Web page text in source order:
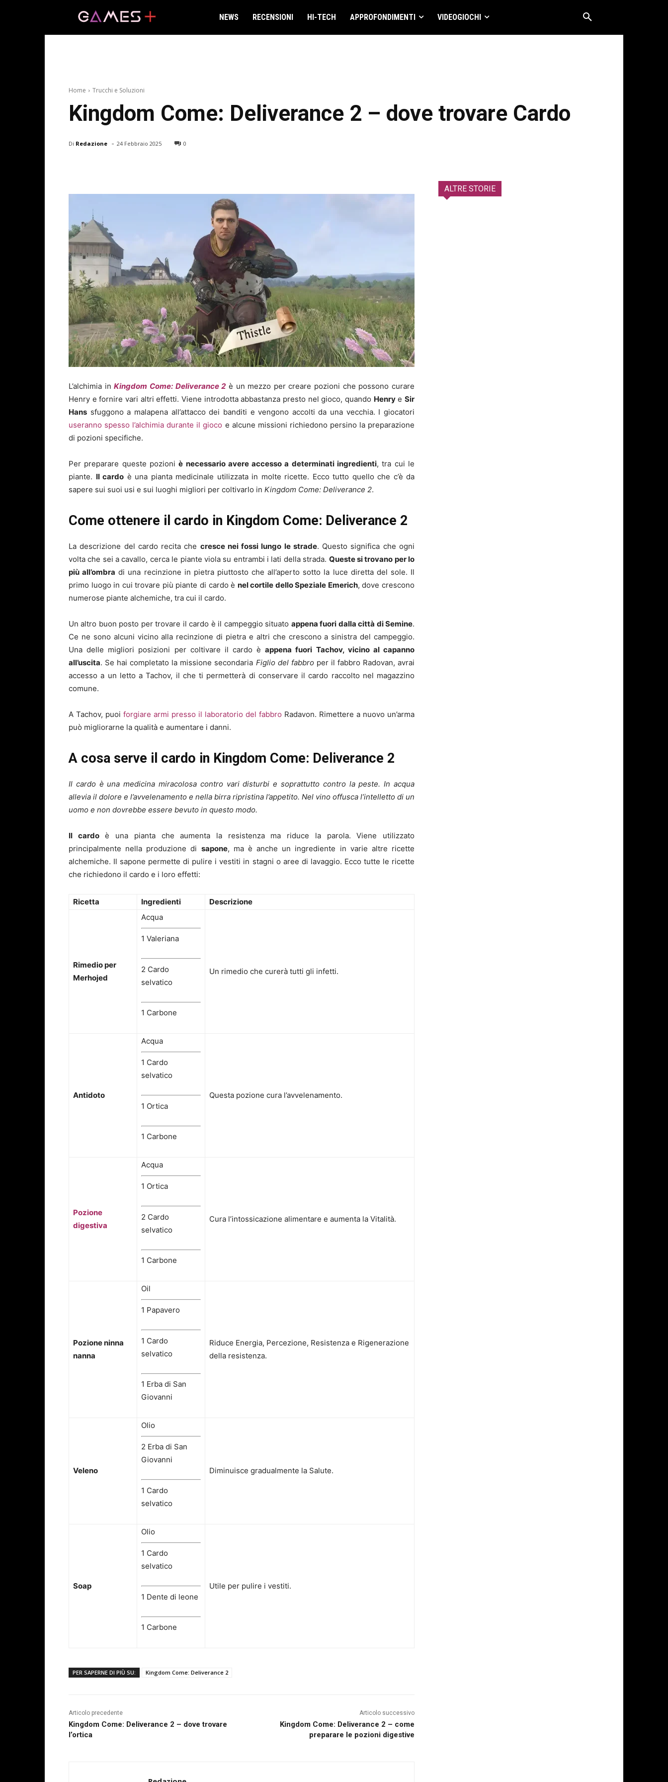
NEWS RECENSIONI HI-TECH APPROFONDIMENTI VIDEOGIOCHI
Home Trucchi e Soluzioni
Kingdom Come: Deliverance 2 – dove trovare Cardo
Di Redazione - 24 Febbraio 2025 0
L’alchimia inKingdom Come: Deliverance 2 è un mezzo per creare pozioni che possono curare
Henry e fornire vari altri effetti. Viene introdotta abbastanza presto nel gioco, quando HenryeSir
Hans sfuggono a malapena all’attacco dei banditi e vengono accolti da una vecchia. I giocatori
useranno spesso l’alchimia durante il gioco e alcune missioni richiedono persino la preparazione
di pozioni specifiche.
Per preparare queste pozioniè necessario avere accesso a determinati ingredienti, tra cui le
piante. Il cardo è una pianta medicinale utilizzata in molte ricette. Ecco tutto quello che c’è da
sapere sui suoi usi e sui luoghi migliori per coltivarlo in Kingdom Come: Deliverance 2.
Come ottenere il cardo in Kingdom Come: Deliverance 2
La descrizione del cardo recita che cresce nei fossi lungo le strade. Questo significa che ogni
volta che sei a cavallo, cerca le piante viola su entrambi i lati della strada. Queste si trovano per lo
più all’ombra di una recinzione in pietra piuttosto che all’aperto sotto la luce diretta del sole. Il
primo luogo in cui trovare più piante di cardo è nel cortile dello Speziale Emerich, dove crescono
numerose piante alchemiche, tra cui il cardo.
Un altro buon posto per trovare il cardo è il campeggio situato appena fuori dalla città di Semine.
Ce ne sono alcuni vicino alla recinzione di pietra e altri che crescono a sinistra del campeggio.
Una delle migliori posizioni per coltivare il cardo èappena fuori Tachov, vicino al capanno
all’uscita. Se hai completato la missione secondaria Figlio del fabbroper il fabbro Radovan, avrai
accesso a un letto a Tachov, il che ti permetterà di conservare il cardo raccolto nel magazzino
comune.
A Tachov, puoi forgiare armi presso il laboratorio del fabbro Radavon. Rimettere a nuovo un’arma
può migliorarne la qualità e aumentare i danni.
A cosa serve il cardo in Kingdom Come: Deliverance 2
Il cardo è una medicina miracolosa contro vari disturbi e soprattutto contro la peste. In acqua
allevia il dolore e l’avvelenamento e nella birra ripristina l’appetito. Nel vino offusca l’intelletto di un
uomo e non dovrebbe essere bevuto in questo modo.
Il cardoè una pianta che aumenta la resistenza ma riduce la parola. Viene utilizzato
principalmente nella produzione di sapone, ma è anche un ingrediente in varie altre ricette
alchemiche. Il sapone permette di pulire i vestiti in stagni o aree di lavaggio. Ecco tutte le ricette
che richiedono il cardo e i loro effetti:
Ricetta Ingredienti Descrizione
Rimedio per
Merhojed
Acqua
1 Valeriana
2 Cardo
selvatico
1 Carbone
Un rimedio che curerà tutti gli infetti.
Antidoto
Acqua
1 Cardo
selvatico
1 Ortica
1 Carbone
Questa pozione cura l’avvelenamento.
Pozione
digestiva
Acqua
1 Ortica
2 Cardo
selvatico
1 Carbone
Cura l’intossicazione alimentare e aumenta la Vitalità.
Pozione ninna
nanna
Oil
1 Papavero
1 Cardo
selvatico
1 Erba di San
Giovanni
Riduce Energia, Percezione, Resistenza e Rigenerazione
della resistenza.
Veleno
Olio
2 Erba di San
Giovanni
1 Cardo
selvatico
Diminuisce gradualmente la Salute.
Soap
Olio
1 Cardo
selvatico
1 Dente di leone
1 Carbone
Utile per pulire i vestiti.
PER SAPERNE DI PIÙ SU: Kingdom Come: Deliverance 2
Articolo precedente
Kingdom Come: Deliverance 2 – dove trovare
l’ortica
Articolo successivo
Kingdom Come: Deliverance 2 – come
preparare le pozioni digestive
ALTRE STORIE